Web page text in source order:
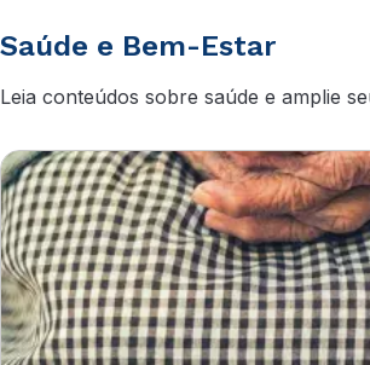
Saúde e Bem-Estar
Leia conteúdos sobre saúde e amplie